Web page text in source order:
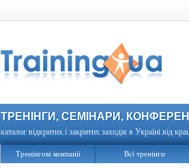
ТРЕНІНГИ, СЕМІНАРИ,
каталог відкритих і закритих заходів в Україні від
Тренінгові компанії Всі тренінги